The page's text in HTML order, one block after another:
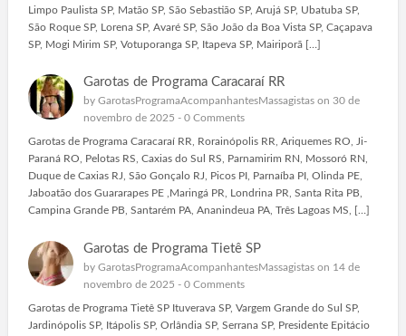
Limpo Paulista SP, Matão SP, São Sebastião SP, Arujá SP, Ubatuba SP,
São Roque SP, Lorena SP, Avaré SP, São João da Boa Vista SP, Caçapava
SP, Mogi Mirim SP, Votuporanga SP, Itapeva SP, Mairiporã […]
Garotas de Programa Caracaraí RR
by GarotasProgramaAcompanhantesMassagistason 30 de
novembro de 2025 - 0 Comments
Garotas de Programa Caracaraí RR, Rorainópolis RR, Ariquemes RO, Ji-
Paraná RO, Pelotas RS, Caxias do Sul RS, Parnamirim RN, Mossoró RN,
Duque de Caxias RJ, São Gonçalo RJ, Picos PI, Parnaíba PI, Olinda PE,
Jaboatão dos Guararapes PE ,Maringá PR, Londrina PR, Santa Rita PB,
Campina Grande PB, Santarém PA, Ananindeua PA, Três Lagoas MS, […]
Garotas de Programa Tietê SP
by GarotasProgramaAcompanhantesMassagistason 14 de
novembro de 2025 - 0 Comments
Garotas de Programa Tietê SP Ituverava SP, Vargem Grande do Sul SP,
Jardinópolis SP, Itápolis SP, Orlândia SP, Serrana SP, Presidente Epitácio